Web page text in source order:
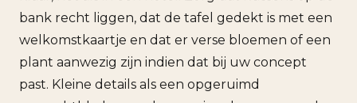
bank recht liggen, dat de tafel gedekt is met een
welkomstkaartje en dat er verse bloemen of een
plant aanwezig zijn indien dat bij uw concept
past. Kleine details als een opgeruimd